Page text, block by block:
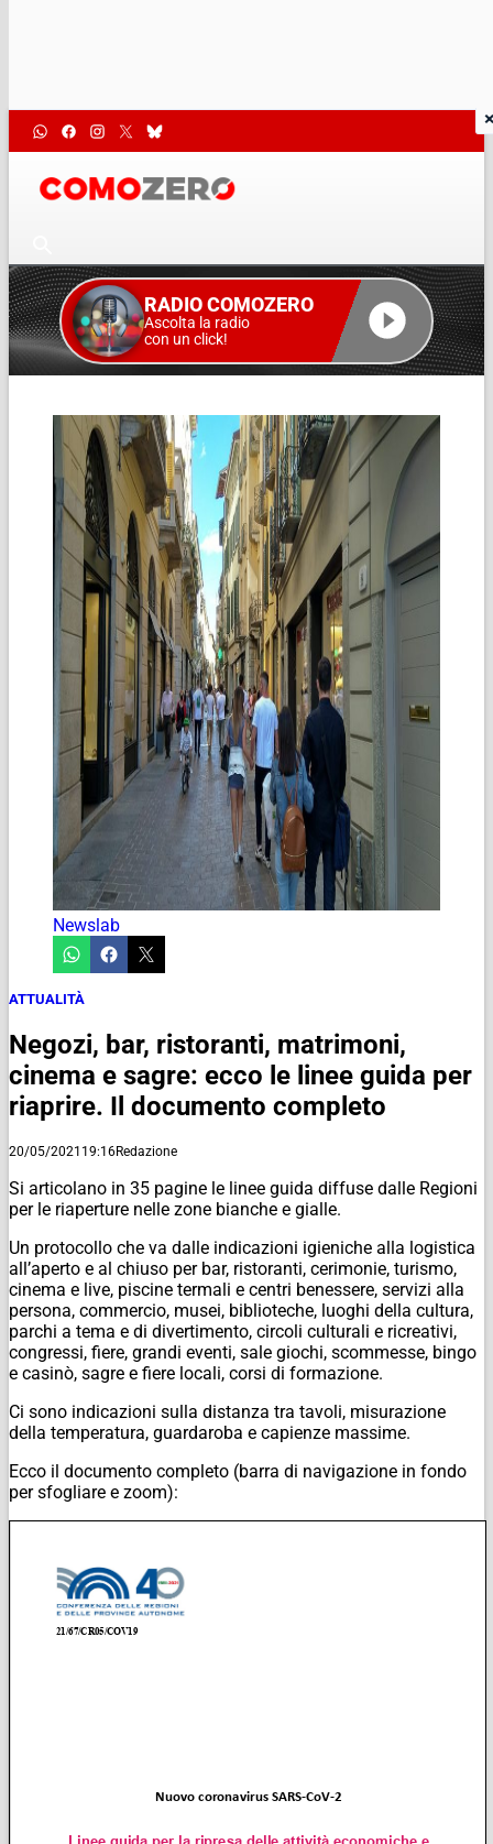
RADIO COMOZERO
Ascolta la radio
con un click!
Newslab
ATTUALITÀ
Negozi, bar, ristoranti, matrimoni,
cinema e sagre: ecco le linee guida per
riaprire. Il documento completo
20/05/2021 19:16Redazione
Si articolano in 35 pagine le linee guida diffuse dalle Regioni
per le riaperture nelle zone bianche e gialle.
Un protocollo che va dalle indicazioni igieniche alla logistica
all’aperto e al chiuso per bar, ristoranti, cerimonie, turismo,
cinema e live, piscine termali e centri benessere, servizi alla
persona, commercio, musei, biblioteche, luoghi della cultura,
parchi a tema e di divertimento, circoli culturali e ricreativi,
congressi, fiere, grandi eventi, sale giochi, scommesse, bingo
e casinò, sagre e fiere locali, corsi di formazione.
Ci sono indicazioni sulla distanza tra tavoli, misurazione
della temperatura, guardaroba e capienze massime.
Ecco il documento completo (barra di navigazione in fondo
per sfogliare e zoom):